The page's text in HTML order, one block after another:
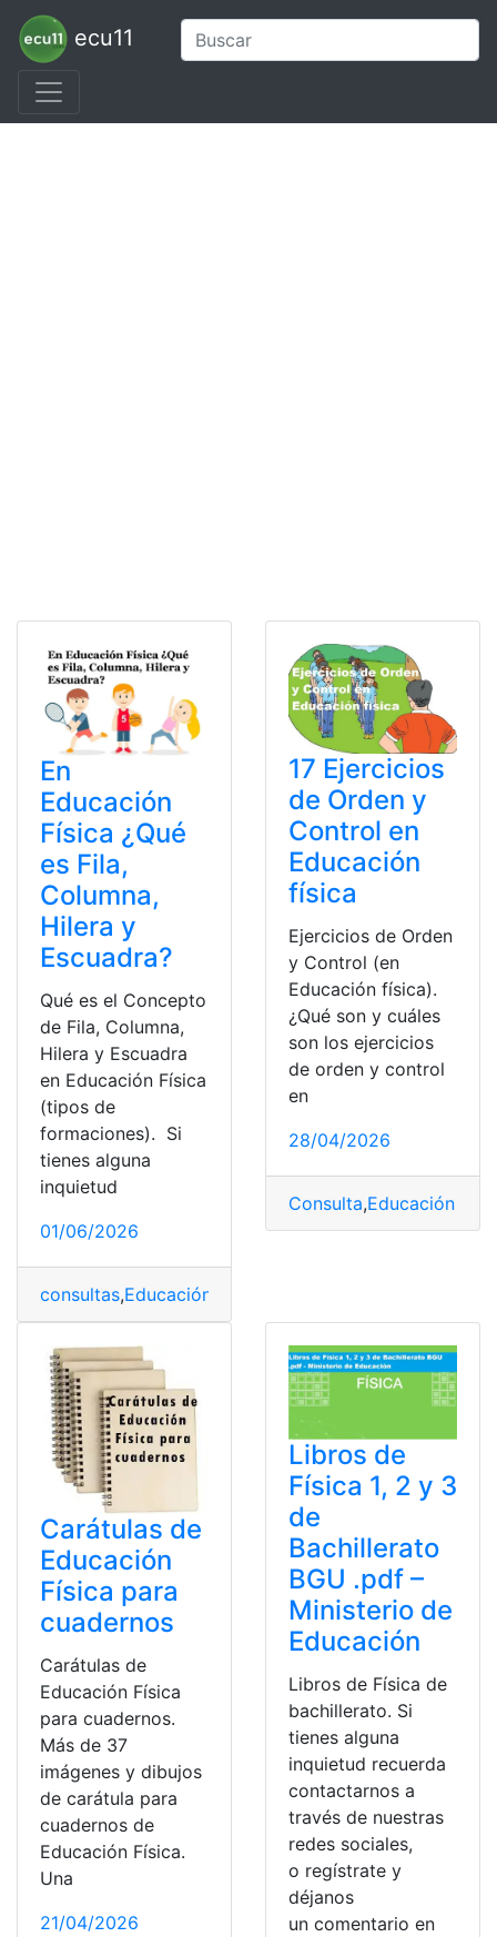
ecu11
En
Educación
Física ¿Qué
es Fila,
Columna,
Hilera y
Escuadra?
Qué es el Concepto
de Fila, Columna,
Hilera y Escuadra
en Educación Física
(tipos de
formaciones). Si
tienes alguna
inquietud
01/06/2026
consultas,Educación
17 Ejercicios
de Orden y
Control en
Educación
física
Ejercicios de Orden
y Control (en
Educación física).
¿Qué son y cuáles
son los ejercicios
de orden y control
en
28/04/2026
Consulta,Educación
Carátulas de
Educación
Física para
cuadernos
Carátulas de
Educación Física
para cuadernos.
Más de 37
imágenes y dibujos
de carátula para
cuadernos de
Educación Física.
Una
21/04/2026
Libros de
Física 1, 2 y 3
de
Bachillerato
BGU .pdf –
Ministerio de
Educación
Libros de Física de
bachillerato. Si
tienes alguna
inquietud recuerda
contactarnos a
través de nuestras
redes sociales,
o regístrate y
déjanos
un comentario en